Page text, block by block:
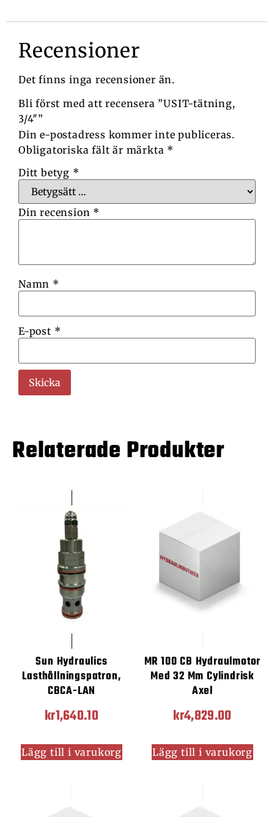
Recensioner
Det finns inga recensioner än.
Bli först med att recensera ”USIT-tätning,
3/4″”
Din e-postadress kommer inte publiceras.
Obligatoriska fält är märkta *
Ditt betyg *
Din recension *
Namn *
E-post *
Relaterade Produkter
Sun Hydraulics
Lasthållningspatron,
CBCA-LAN
kr1,640.10
Lägg till i varukorg
MR 100 CB Hydraulmotor
Med 32 Mm Cylindrisk
Axel
kr4,829.00
Lägg till i varukorg